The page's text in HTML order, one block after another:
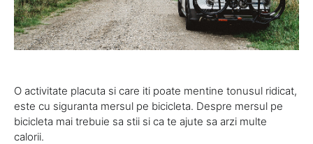
O activitate placuta si care iti poate mentine tonusul ridicat,
este cu siguranta mersul pe bicicleta. Despre mersul pe
bicicleta mai trebuie sa stii si ca te ajute sa arzi multe
calorii.